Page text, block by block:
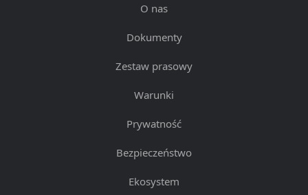
O nas
Dokumenty
Zestaw prasowy
Warunki
Prywatność
Bezpieczeństwo
Ekosystem